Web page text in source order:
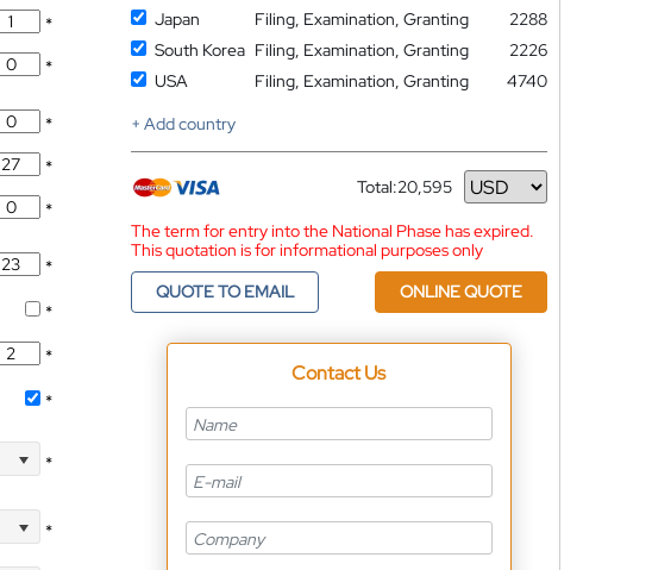
*
*
*
*
*
*
*
*
*
*
*
Japan
Filing, Examination, Granting
2288
South Korea Filing, Examination, Granting
2226
USA
Filing, Examination, Granting
4740
+ Add country
Total:20,595
Currency
The term for entry into the National Phase has expired.
This quotation is for informational purposes only
QUOTE TO EMAIL
ONLINE QUOTE
Contact Us